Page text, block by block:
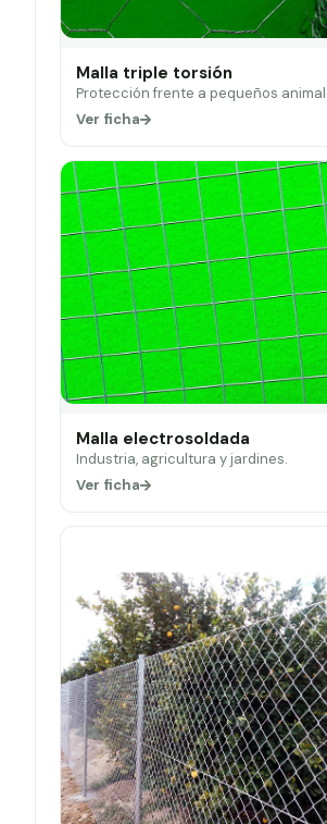
Malla triple torsión
Protección frente a pequeños
Ver ficha
Malla electrosoldada
Industria, agricultura y jardines.
Ver ficha